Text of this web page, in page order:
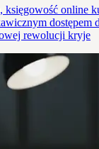
księgowość online
dostępem
rewolucji kryje